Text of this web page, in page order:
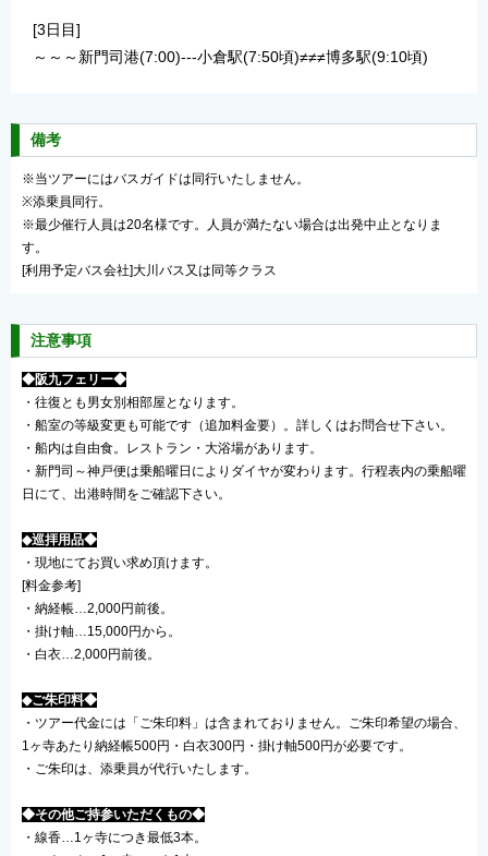
[3日目]
～～～新門司港(7:00)---小倉駅(7:50頃)≠≠≠博多駅(9:10頃)
備考
※当ツアーにはバスガイドは同行いたしません。
※添乗員同行。
※最少催行人員は20名様です。人員が満たない場合は出発中止となりま
す。
[利用予定バス会社]大川バス又は同等クラス
注意事項
◆阪九フェリー◆
・往復とも男女別相部屋となります。
・船室の等級変更も可能です（追加料金要）。詳しくはお問合せ下さい。
・船内は自由食。レストラン・大浴場があります。
・新門司～神戸便は乗船曜日によりダイヤが変わります。行程表内の乗船曜
日にて、出港時間をご確認下さい。
◆巡拝用品◆
・現地にてお買い求め頂けます。
[料金参考]
・納経帳…2,000円前後。
・掛け軸…15,000円から。
・白衣…2,000円前後。
◆ご朱印料◆
・ツアー代金には「ご朱印料」は含まれておりません。ご朱印希望の場合、
1ヶ寺あたり納経帳500円・白衣300円・掛け軸500円が必要です。
・ご朱印は、添乗員が代行いたします。
◆その他ご持参いただくもの◆
・線香…1ヶ寺につき最低3本。